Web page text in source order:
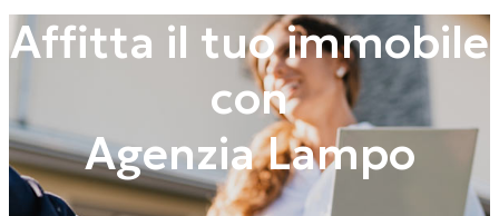
Affitta il tuo immobile
con
Agenzia Lampo